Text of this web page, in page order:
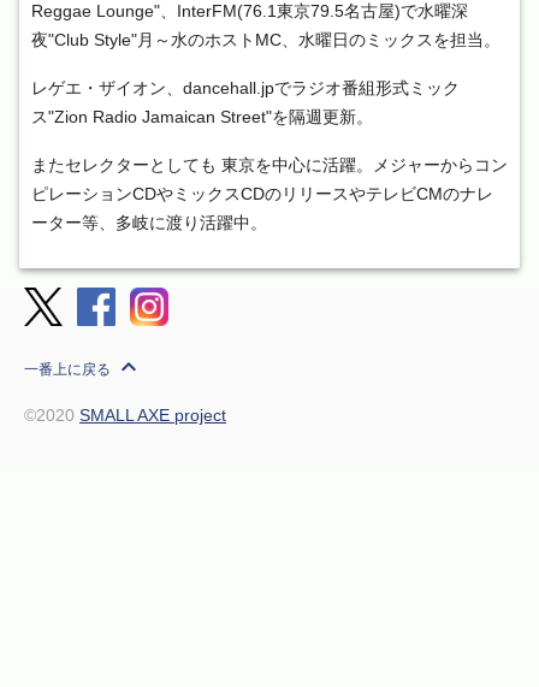
Reggae Lounge"、InterFM(76.1東京79.5名古屋)で水曜深
夜"Club Style"月～水のホストMC、水曜日のミックスを担当。
レゲエ・ザイオン、dancehall.jpでラジオ番組形式ミック
ス"Zion Radio Jamaican Street"を隔週更新。
またセレクターとしても 東京を中心に活躍。メジャーからコン
ピレーションCDやミックスCDのリリースやテレビCMのナレ
ーター等、多岐に渡り活躍中。
一番上に戻る expand_less
©2020 SMALL AXE project